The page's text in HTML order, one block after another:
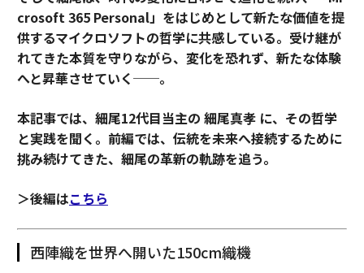
crosoft 365 Personal」をはじめとして新たな価値を提
供するマイクロソフトの哲学に共感している。受け継が
れてきた本質を守りながら、変化を恐れず、新たな体験
へと昇華させていく──。
本記事では、細尾12代目当主の 細尾真孝 に、その哲学
と実践を聞く。前編では、伝統を未来へ接続するために
挑み続けてきた、細尾の革新の軌跡を追う。
＞後編はこちら
西陣織を世界へ開いた150cm織機